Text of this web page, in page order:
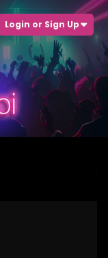
Login or Sign Up